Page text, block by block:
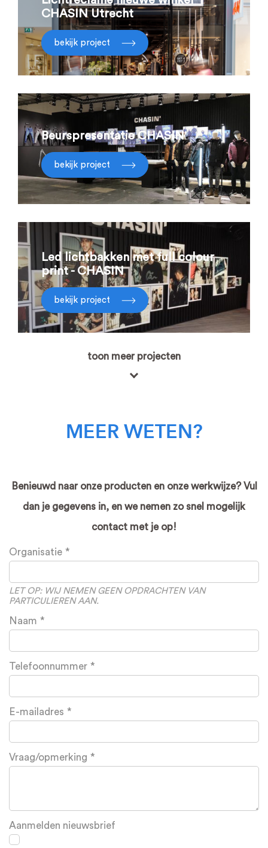
CHASIN Utrecht
bekijk project
Beurspresentatie CHASIN'
bekijk project
Led lichtbakken met full colour
print - CHASIN
bekijk project
toon meer projecten
MEER WETEN?
Benieuwd naar onze producten en onze werkwijze? Vul
dan je gegevens in, en we nemen zo snel mogelijk
contact met je op!
Leave
this
blank
Organisatie
LET OP: WIJ NEMEN GEEN OPDRACHTEN VAN
PARTICULIEREN AAN.
Naam
Telefoonnummer
E-mailadres
Vraag/opmerking
Aanmelden nieuwsbrief